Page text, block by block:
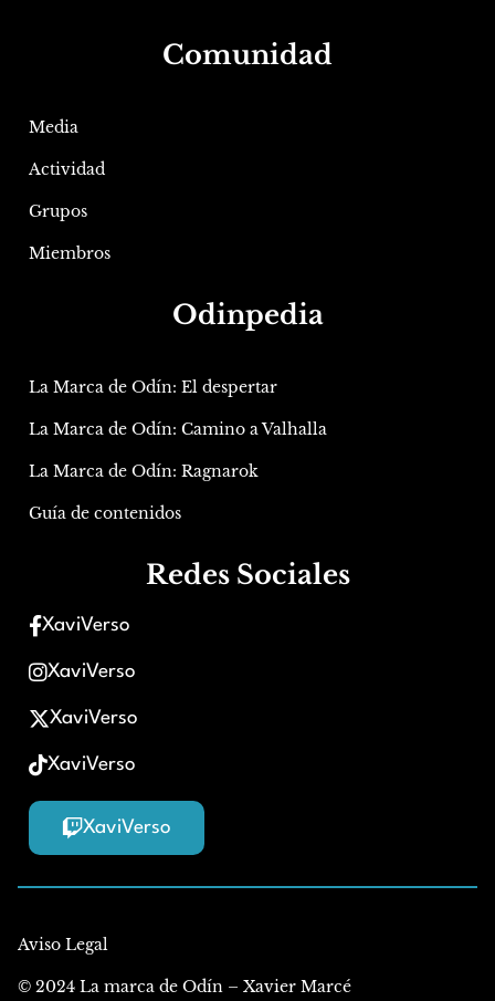
Comunidad
Media
Actividad
Grupos
Miembros
Odinpedia
La Marca de Odín: El despertar
La Marca de Odín: Camino a Valhalla
La Marca de Odín: Ragnarok
Guía de contenidos
Redes Sociales
XaviVerso
XaviVerso
XaviVerso
XaviVerso
XaviVerso
Aviso Legal
© 2024 La marca de Odín – Xavier Marcé